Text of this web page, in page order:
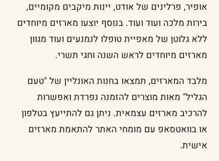
אופיר, פרלינים של אודט, יינות מיקבים מקומיים,
בירות מלכה ועוד ועוד. בנוסף יוצעו מארזים מיוחדים
ללא גלוטן של מאפיית טופלו לנמנעים ועוד מגוון
מארזים מיוחדים לראש השנה וחגי תשרי.
מלבד המארזים, תמצאו בחנות האונליין של "טעם
הגליל" מאות מוצרים להזמנה נפרדת ואפשרות
להרכיב מארזים עצמאית. ניתן גם להתייעץ בטלפון
או בוואטסאפ עם מומחי האתר להתאמת מארזים
אישית.